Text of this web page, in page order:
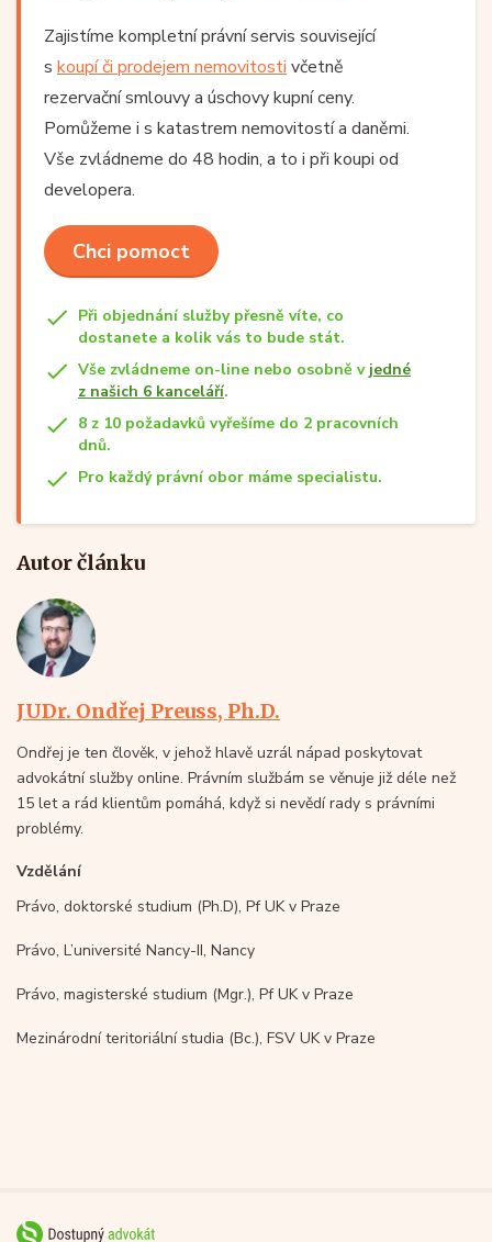
Zajistíme kompletní právní servis související
s koupí či prodejem nemovitosti včetně
rezervační smlouvy a úschovy kupní ceny.
Pomůžeme i s katastrem nemovitostí a daněmi.
Vše zvládneme do 48 hodin, a to i při koupi od
developera.
Chci pomoct
Při objednání služby přesně víte, co
dostanete a kolik vás to bude stát.
Vše zvládneme on-line nebo osobně v jedné
z našich 6 kanceláří.
8 z 10 požadavků vyřešíme do 2 pracovních
dnů.
Pro každý právní obor máme specialistu.
Autor článku
JUDr. Ondřej Preuss, Ph.D.
Ondřej je ten člověk, v jehož hlavě uzrál nápad poskytovat
advokátní služby online. Právním službám se věnuje již déle než
15 let a rád klientům pomáhá, když si nevědí rady s právními
problémy.
Vzdělání
Právo, doktorské studium (Ph.D), Pf UK v Praze
Právo, L’université Nancy-II, Nancy
Právo, magisterské studium (Mgr.), Pf UK v Praze
Mezinárodní teritoriální studia (Bc.), FSV UK v Praze